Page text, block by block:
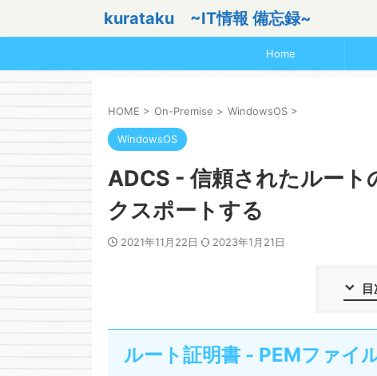
kurataku ~IT情報 備忘録~
Home
HOME > On-Premise > WindowsOS >
WindowsOS
ADCS - 信頼されたルート
クスポートする
2021年11月22日 2023年1月21日
目
ルート証明書 - PEMファイ